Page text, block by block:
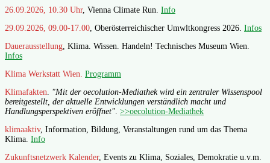
26.09.2026, 10.30 Uhr, Vienna Climate Run. Info
29.09.2026, 09.00-17.00 , Oberösterreichischer Umwltkongress 2026. Infos
Dauerausstellung , Klima. Wissen. Handeln! Technisches Museum Wien.
Infos
Klima Werkstatt Wien. Programm
Klimafakten
"Mit der oecolution-Mediathek wird ein zentraler Wissenspool
bereitgestellt, der aktuelle Entwicklungen verständlich macht und
Handlungsperspektiven eröffnet" >>oecolution-Mediathek
klimaaktiv, Information, Bildung, Veranstaltungen rund um das Thema
Klima. Info
Zukunftsnetzwerk Kalender, Events zu Klima, Soziales, Demokratie u.v.m.